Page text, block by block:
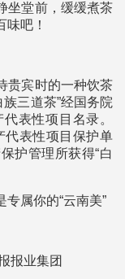
坐堂前，缓缓煮茶
吧！
贵宾时的一种饮茶
三道茶”经国务院
表性项目名录。
代表性项目保护单
护管理所获得“白
专属你的“云南美”
报业集团